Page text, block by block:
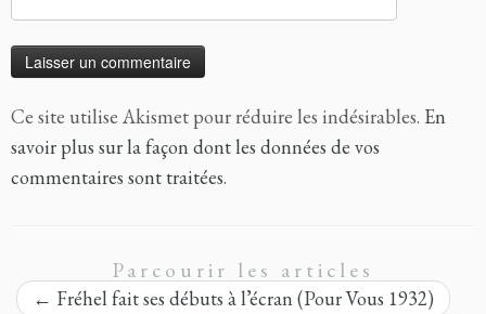
Ce site utilise Akismet pour réduire les indésirables. En
savoir plus sur la façon dont les données de vos
commentaires sont traitées.
Parcourir les articles
← Fréhel fait ses débuts à l’écran (Pour Vous 1932)